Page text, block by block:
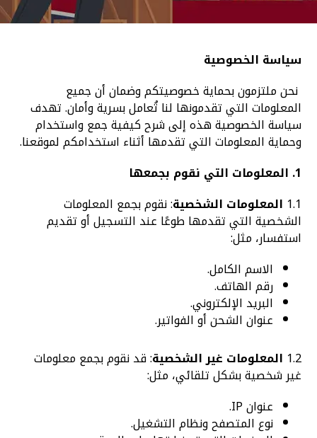
سياسة الخصوصية
نحن ملتزمون بحماية خصوصيتكم وضمان أن جميع
المعلومات التي تقدمونها لنا تُعامل بسرية وأمان. تهدف
سياسة الخصوصية هذه إلى شرح كيفية جمع واستخدام
وحماية المعلومات التي تقدمها أثناء استخدامكم لموقعنا.
1. المعلومات التي نقوم بجمعها
1.1 المعلومات الشخصية: نقوم بجمع المعلومات
الشخصية التي تقدمها طوعًا عند التسجيل أو تقديم
استفسار، مثل:
الاسم الكامل.
رقم الهاتف.
البريد الإلكتروني.
عنوان الشحن أو الفواتير.
1.2 المعلومات غير الشخصية: قد نقوم بجمع معلومات
غير شخصية بشكل تلقائي، مثل:
عنوان IP.
نوع المتصفح ونظام التشغيل.